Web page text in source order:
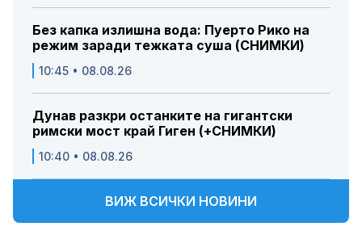
Без капка излишна вода: Пуерто Рико на
режим заради тежката суша (СНИМКИ)
10:45 • 08.08.26
Дунав разкри останките на гигантски
римски мост край Гиген (+СНИМКИ)
10:40 • 08.08.26
ВИЖ ВСИЧКИ НОВИНИ